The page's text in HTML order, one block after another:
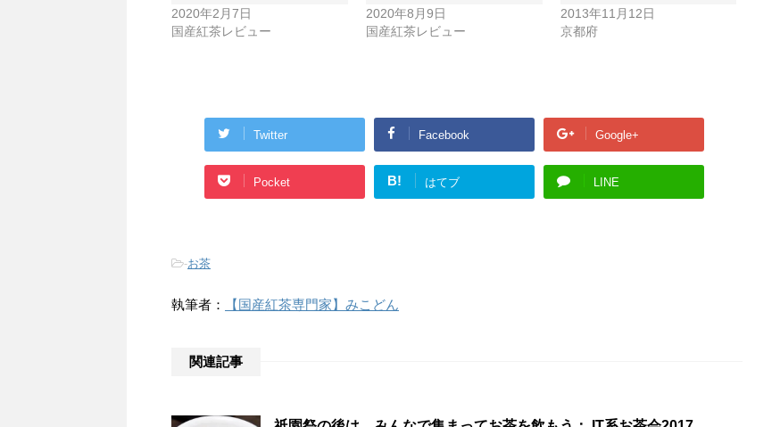
2020年2月7日
国産紅茶レビュー
2020年8月9日
国産紅茶レビュー
2013年11月12日
京都府
Twitter Facebook Google+
Pocket B! はてブ LINE
-お茶
執筆者： 【国産紅茶専門家】みこどん
関連記事